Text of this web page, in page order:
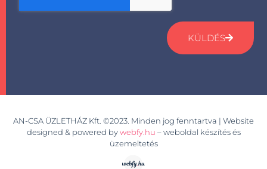
KÜLDÉS
AN-CSA ÜZLETHÁZ Kft. ©2023. Minden jog fenntartva | Website
designed & powered by webfy.hu – weboldal készítés és
üzemeltetés